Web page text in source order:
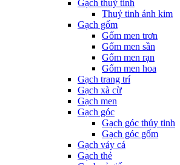
Gạch thuỷ tinh
Thuỷ tinh ánh kim
Gạch gốm
Gốm men trơn
Gốm men sần
Gốm men rạn
Gốm men hoa
Gạch trang trí
Gạch xà cừ
Gạch men
Gạch góc
Gạch góc thủy tinh
Gạch góc gốm
Gạch vảy cá
Gạch thẻ